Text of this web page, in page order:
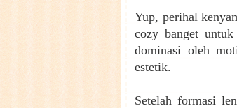
Yup, perihal
cozy banget
dominasi oleh
estetik.
Setelah formasi